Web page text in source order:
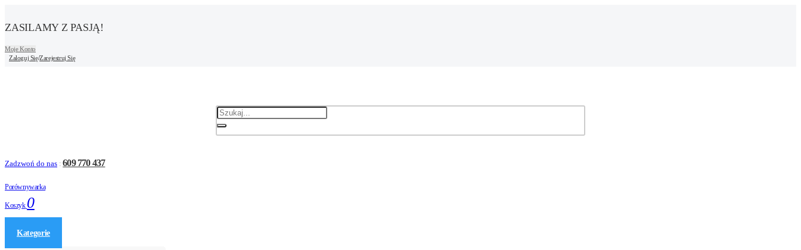
ZASILAMY Z PASJĄ!
Moje Konto
Zaloguj Się/Zarejestruj Się
Zadzwoń do nas : 609 770 437
Porównywarka
Koszyk 0
Kategorie